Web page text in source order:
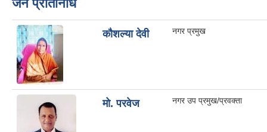
जन प्रतिनिधि
कौशल्या देवी नगर प्रमुख
मो. परवेज नगर उप प्रमुख/प्रवक्ता